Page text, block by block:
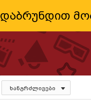
დაბრუნდით
ხანგრძლივები